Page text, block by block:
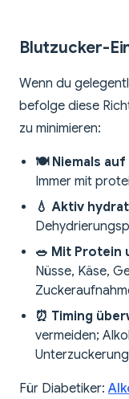
Blutzucker-
Wenn du
befolge diese
zu minimieren:
🍽️ Niemals
Immer mit
💧 Aktiv
🥗 Mit Protein
Nüsse, Käse,
⏰ Timing
vermeiden;
Für Diabetiker: